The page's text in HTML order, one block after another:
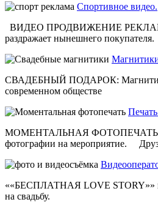
Спортивное видео.
ВИДЕО ПРОДВИЖЕНИЕ
раздражает нынешнего покупателя.
СВАДЕБНЫЙ ПОДАРОК:
современном обществе
МОМЕНТАЛЬНАЯ ФОТОПЕЧАТЬ:
фотографии на мероприятие.
««БЕСПЛАТНАЯ LOVE STORY»»
на свадьбу.